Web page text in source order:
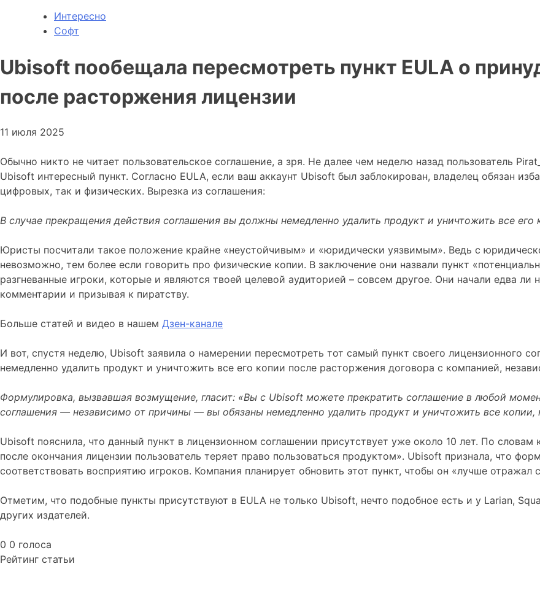
Интересно
Софт
Ubisoft пообещала пересмотреть пункт EULA о
после расторжения лицензии
11 июля 2025
Обычно никто не читает пользовательское соглашение, а зря. Не далее чем неделю назад пользователь
Ubisoft интересный пункт. Согласно EULA, если ваш аккаунт Ubisoft был заблокирован, владелец обязан
цифровых, так и физических. Вырезка из соглашения:
В случае прекращения действия соглашения вы должны немедленно удалить продукт и уничтожить все его
Юристы посчитали такое положение крайне «неустойчивым» и «юридически уязвимым». Ведь с
невозможно, тем более если говорить про физические копии. В заключение они назвали пункт
разгневанные игроки, которые и являются твоей целевой аудиторией – совсем другое. Они начали едва ли
комментарии и призывая к пиратству.
Больше статей и видео в нашем Дзен-канале
И вот, спустя неделю, Ubisoft заявила о намерении пересмотреть тот самый пункт своего лицензионного
немедленно удалить продукт и уничтожить все его копии после расторжения договора с компанией,
Формулировка, вызвавшая возмущение, гласит: «Вы с Ubisoft можете прекратить соглашение в любой
соглашения — независимо от причины — вы обязаны немедленно удалить продукт и уничтожить все копии,
Ubisoft пояснила, что данный пункт в лицензионном соглашении присутствует уже около 10 лет. По
после окончания лицензии пользователь теряет право пользоваться продуктом». Ubisoft признала, что
соответствовать восприятию игроков. Компания планирует обновить этот пункт, чтобы он «лучше
Отметим, что подобные пункты присутствуют в EULA не только Ubisoft, нечто подобное есть и у Larian,
других издателей.
0 0 голоса
Рейтинг статьи